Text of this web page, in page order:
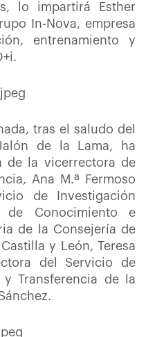
lo impartirá Esther
In-Nova, empresa
entrenamiento y
tras el saludo del
de la Lama, ha
de la vicerrectora de
Ana M.ª Fermoso
de Investigación
de Conocimiento e
de la Consejería de
y León, Teresa
del Servicio de
Transferencia de la